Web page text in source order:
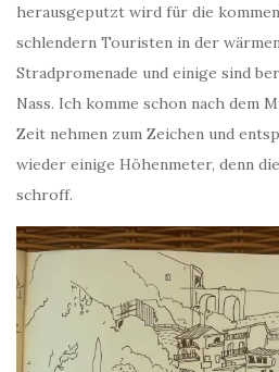
herausgeputzt wird für die
schlendern Touristen in der
Stradpromenade und einige sind
Nass. Ich komme schon nach dem
Zeit nehmen zum Zeichen und
wieder einige Höhenmeter, denn
schroff.